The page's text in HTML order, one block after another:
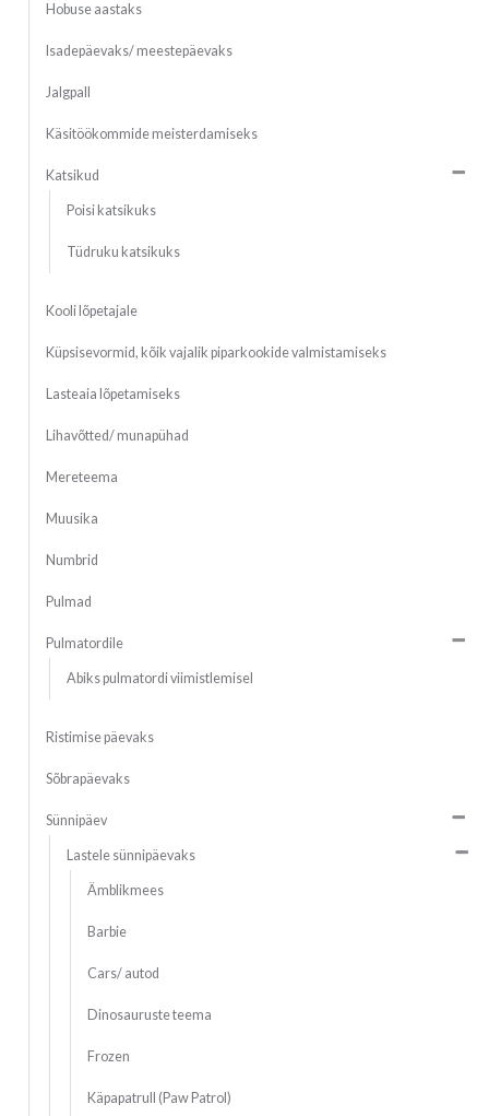
Hobuse aastaks
Isadepäevaks/ meestepäevaks
Jalgpall
Käsitöökommide meisterdamiseks
Katsikud
Poisi katsikuks
Tüdruku katsikuks
Kooli lõpetajale
Küpsisevormid, kõik vajalik piparkookide valmistamiseks
Lasteaia lõpetamiseks
Lihavõtted/ munapühad
Mereteema
Muusika
Numbrid
Pulmad
Pulmatordile
Abiks pulmatordi viimistlemisel
Ristimise päevaks
Sõbrapäevaks
Sünnipäev
Lastele sünnipäevaks
Ämblikmees
Barbie
Cars/ autod
Dinosauruste teema
Frozen
Käpapatrull (Paw Patrol)